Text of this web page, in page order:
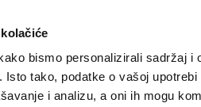
bismo personalizirali sadržaj i
Isto tako, podatke o vašoj
i analizu, a oni ih mogu